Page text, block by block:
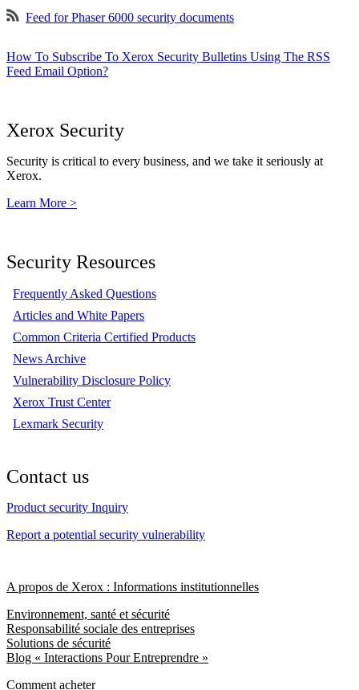
Feed for Phaser 6000 security documents
How To Subscribe To Xerox Security Bulletins Using The RSS
Feed Email Option?
Xerox Security
Security is critical to every business, and we take it seriously at
Xerox.
Learn More >
Security Resources
Frequently Asked Questions
Articles and White Papers
Common Criteria Certified Products
News Archive
Vulnerability Disclosure Policy
Xerox Trust Center
Lexmark Security
Contact us
Product security Inquiry
Report a potential security vulnerability
A propos de Xerox : Informations institutionnelles
Environnement, santé et sécurité
Responsabilité sociale des entreprises
Solutions de sécurité
Blog « Interactions Pour Entreprendre »
Comment acheter